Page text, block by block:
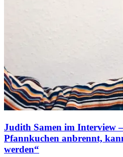
Judith Samen im Interview
Pfannkuchen anbrennt,
werden“